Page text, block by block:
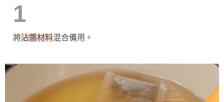
1
將沾醬材料混合備用。